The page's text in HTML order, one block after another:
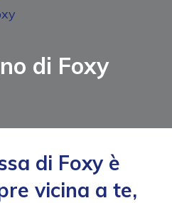
di Foxy
di Foxy è
vicina a te,